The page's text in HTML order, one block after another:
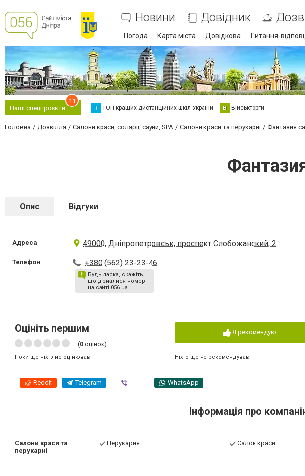
Новини Довідник
Погода Карта міста Довідкова Питання-
Наші спецпроєкти
11
Т ТОП кращих дистанційних шкіл України В Військторги
Головна Дозвілля Салони краси, солярії, сауни, SPA Салони краси та перукарні Фантазия
Опис Відгуки
Адреса 49000, Дніпропетровськ, проспект Слобожанский, 2
Телефон +380 (562) 23-23-46
Будь ласка, скажіть,
що дізналися номер
на сайті 056.ua
Оцініть першим
(0 оцінок)
Поки ще ніхто не оцінював
Я рекомендую
Ніхто ще не рекомендував
Reddit Telegram WhatsApp
Інформація про
Салони краси та
перукарні
Перукарня Салон краси